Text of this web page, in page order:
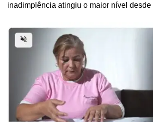
inadimplência atingiu o maior nível desde